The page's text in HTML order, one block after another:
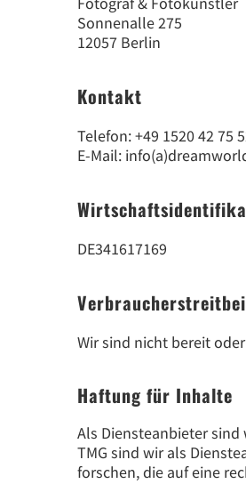
Sonnenalle 275
12057 Berlin
Kontakt
Telefon: +49 1520 42 75
E-Mail:
DE341617169
Wir sind nicht bereit
Haftung für Inhalte
Als Diensteanbieter sind
TMG sind wir als
forschen, die auf eine